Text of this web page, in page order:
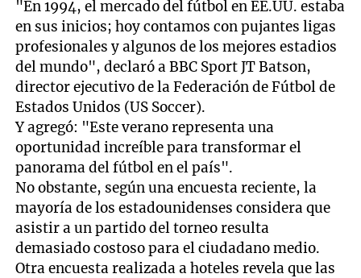
"En 1994, el mercado del fútbol en EE.UU. estaba
en sus inicios; hoy contamos con pujantes ligas
profesionales y algunos de los mejores estadios
del mundo", declaró a BBC Sport JT Batson,
director ejecutivo de la Federación de Fútbol de
Estados Unidos (US Soccer).
Y agregó: "Este verano representa una
oportunidad increíble para transformar el
panorama del fútbol en el país".
No obstante, según una encuesta reciente, la
mayoría de los estadounidenses considera que
asistir a un partido del torneo resulta
demasiado costoso para el ciudadano medio.
Otra encuesta realizada a hoteles revela que las